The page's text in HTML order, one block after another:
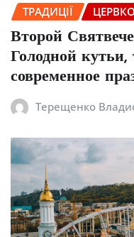
ТРАДИЦІЇ
Второй
Голодной
современное
Терещенко